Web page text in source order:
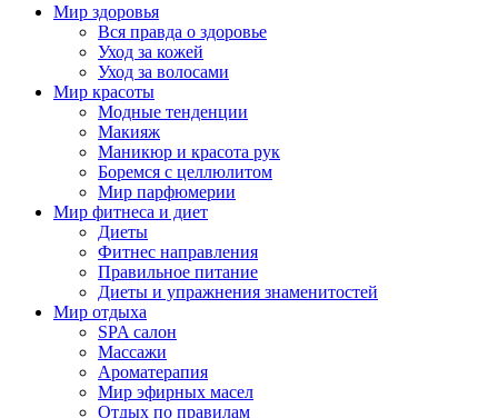
Мир здоровья
Вся правда о здоровье
Уход за кожей
Уход за волосами
Мир красоты
Модные тенденции
Макияж
Маникюр и красота рук
Боремся с целлюлитом
Мир парфюмерии
Мир фитнеса и диет
Диеты
Фитнес направления
Правильное питание
Диеты и упражнения знаменитостей
Мир отдыха
SPA салон
Массажи
Ароматерапия
Мир эфирных масел
Отдых по правилам